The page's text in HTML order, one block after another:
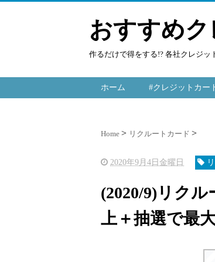
おすすめ
作るだけで得をする!? 各社クレジッ
ホーム #クレジットカー
Home リクルートカード
2020年9月4日金曜日
(2020/9)リク
上＋抽選で最